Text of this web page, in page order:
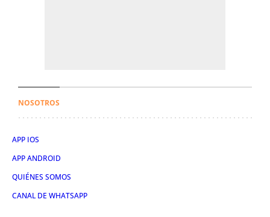
NOSOTROS
APP IOS
APP ANDROID
QUIÉNES SOMOS
CANAL DE WHATSAPP